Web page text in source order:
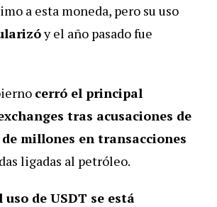
a esta moneda, pero su uso
y el año pasado fue
cerró el principal
tras acusaciones de
millones en transacciones
ligadas al petróleo.
uso de USDT se está